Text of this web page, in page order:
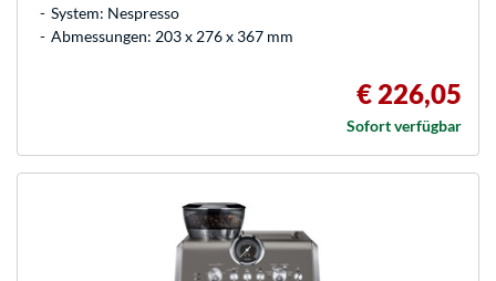
System: Nespresso
Abmessungen: 203 x 276 x 367 mm
€ 226,05
Sofort verfügbar